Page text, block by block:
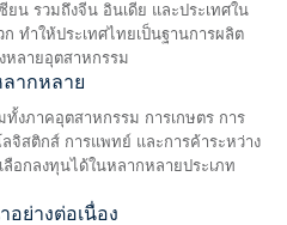
ยน รวมถึงจีน อินเดีย และประเทศใน
ทำให้ประเทศไทยเป็นฐานการผลิต
ลายอุตสาหกรรม
ากหลาย
งภาคอุตสาหกรรม การเกษตร การ
จิสติกส์ การแพทย์ และการค้าระหว่าง
อกลงทุนได้ในหลากหลายประเภท
ย่างต่อเนื่อง